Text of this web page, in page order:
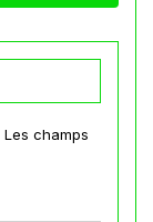
Les champs